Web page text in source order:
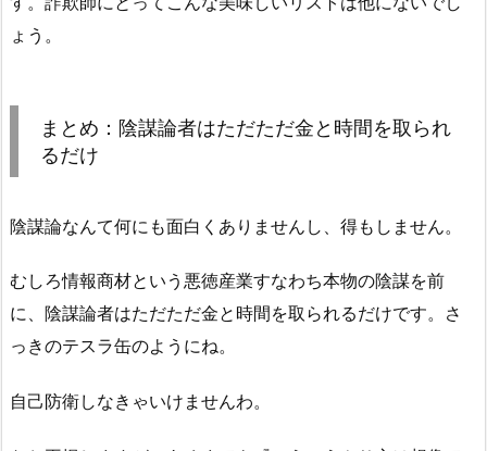
ょう。
まとめ：陰謀論者はただただ金と時間を取られ
るだけ
陰謀論なんて何にも面白くありませんし、得もしません。
むしろ情報商材という悪徳産業すなわち本物の陰謀を前
に、陰謀論者はただただ金と時間を取られるだけです。さ
っきのテスラ缶のようにね。
自己防衛しなきゃいけませんわ。